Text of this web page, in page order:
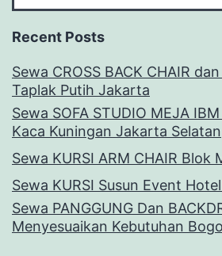
Recent Posts
Sewa CROSS BACK CHAIR
Taplak Putih Jakarta
Sewa SOFA STUDIO MEJA
Kaca Kuningan Jakarta Selatan
Sewa KURSI ARM CHAIR Blok
Sewa KURSI Susun Event
Sewa PANGGUNG Dan
Menyesuaikan Kebutuhan